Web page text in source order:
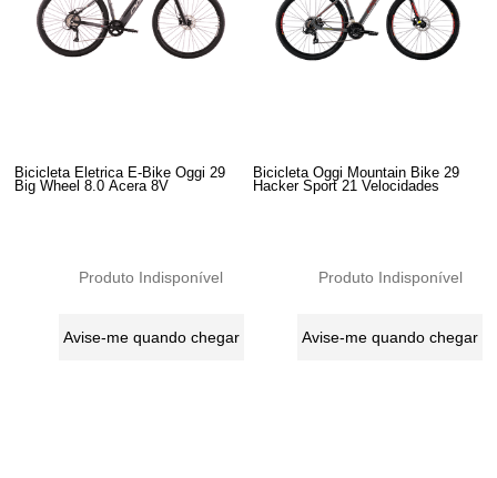
Bicicleta Eletrica E-Bike Oggi 29
Big Wheel 8.0 Acera 8V
Produto Indisponível
Avise-me quando chegar
Bicicleta Oggi Mountain Bike 29
Hacker Sport 21 Velocidades
Produto Indisponível
Avise-me quando chegar